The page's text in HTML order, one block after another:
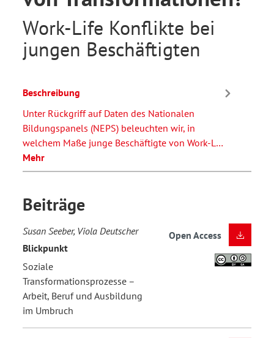
Work-Life Konflikte bei
jungen Beschäftigten
Beschreibung
Unter Rückgriff auf Daten des Nationalen
Bildungspanels (NEPS) beleuchten wir, in
welchem Maße junge Beschäftigte von Work-L…
Mehr
Beiträge
Susan Seeber, Viola Deutscher
Blickpunkt
Soziale
Transformationsprozesse –
Arbeit, Beruf und Ausbildung
im Umbruch
Open Access